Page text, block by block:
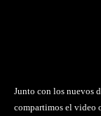
Junto con los nuevos
compartimos el video